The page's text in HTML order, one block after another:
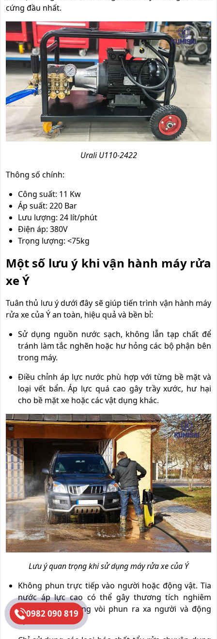
cứng đầu nhất.
Urali U110-2422
Thông số chính:
Công suất: 11 Kw
Áp suất: 220 Bar
Lưu lượng: 24 lít/phút
Điện áp: 380V
Trọng lượng: <75kg
Một số lưu ý khi vận hành máy rửa
xe Ý
Tuân thủ lưu ý dưới đây sẽ giúp tiến trình vận hành máy
rửa xe của Ý an toàn, hiệu quả và bền bỉ:
Sử dụng nguồn nước sạch, không lẫn tạp chất để
tránh làm tắc nghẽn hoặc hư hỏng các bộ phận bên
trong máy.
Điều chỉnh áp lực nước phù hợp với từng bề mặt và
loại vết bẩn. Áp lực quá cao gây trầy xước, hư hại
cho bề mặt xe hoặc các vật dụng khác.
Lưu ý quan trọng khi sử dụng máy rửa xe của Ý
Không phun trực tiếp vào người hoặc động vật. Tia
nước áp lực cao có thể gây thương tích nghiêm
trọng. Luôn hướng vòi phun ra xa người và động
vật.
0982 090 819